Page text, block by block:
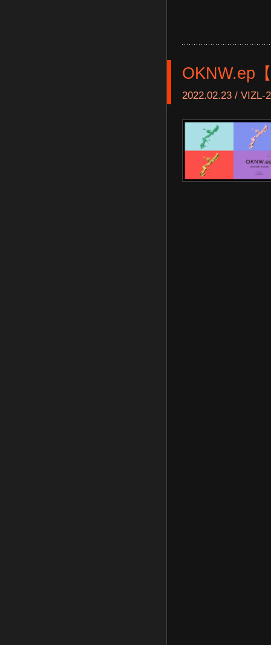
OKNW.ep
2022.02.23 / VIZL-